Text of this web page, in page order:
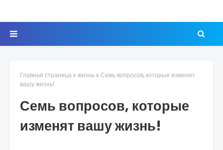
Главная страница жизнь
Семь вопросов, которые изменят
вашу жизнь!
Семь вопросов, которые
изменят вашу жизнь!